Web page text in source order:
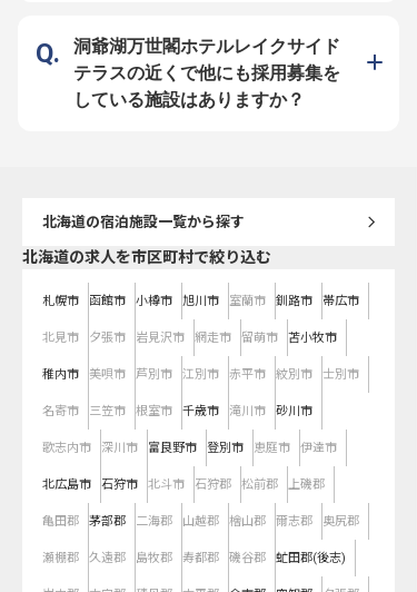
な先輩シェフと共に、フレンチの技
術をさらに高め、キャリアアップを
目指せる環境です。 ※2026年04月
10日時点の情報です
もちろん、北海道や沖縄のグループ
ホテルを優待料金でご利用いただけ
ます。また健保組合加盟の宿泊施設
補助金優待制度も！ 人事・総務の
スキルを活かしながら、ホテル業界
でのキャリアアップを目指せる環境
ロント
むことが
洞爺湖万世閣ホテルレイクサイド
テラスの近くで他にも採用募集を
している施設はありますか？
北海道の宿泊施設一覧から探す
北海道の求人を市区町村で絞り込む
札幌市 函館市 小樽市 旭川市 室蘭市 釧路市 帯広市
北見市 夕張市 岩見沢市 網走市 留萌市 苫小牧市
稚内市 美唄市 芦別市 江別市 赤平市 紋別市 士別市
名寄市 三笠市 根室市 千歳市 滝川市 砂川市
歌志内市 深川市 富良野市 登別市 恵庭市 伊達市
北広島市 石狩市 北斗市 石狩郡 松前郡 上磯郡
亀田郡 茅部郡 二海郡 山越郡 檜山郡 爾志郡 奥尻郡
瀬棚郡 久遠郡 島牧郡 寿都郡 磯谷郡 虻田郡(後志)